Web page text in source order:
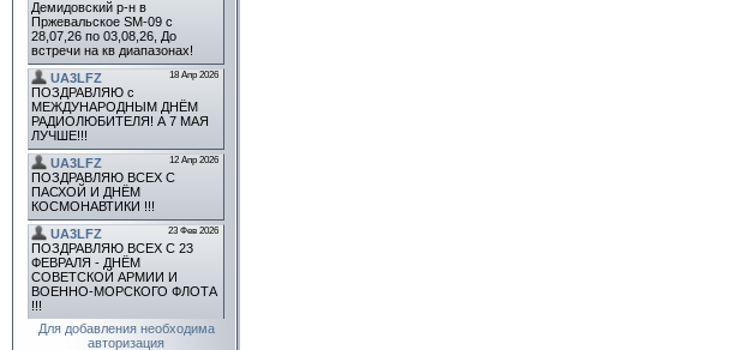
Для добавления необходима
авторизация